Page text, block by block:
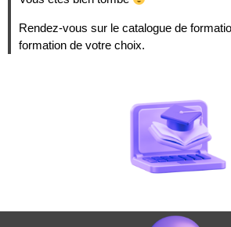
Rendez-vous sur le catalogue de
formation de votre choix.